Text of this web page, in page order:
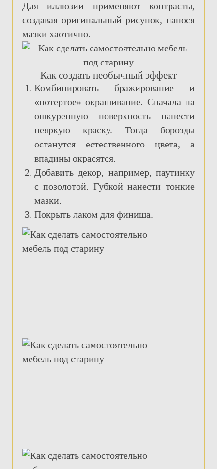
Для иллюзии применяют контрасты,
создавая оригинальный рисунок, нанося
мазки хаотично.
Как создать необычный эффект
Комбинировать бражирование и
«потертое» окрашивание. Сначала на
ошкуренную поверхность нанести
неяркую краску. Тогда борозды
останутся естественного цвета, а
впадины окрасятся.
Добавить декор, например, паутинку
с позолотой. Губкой нанести тонкие
мазки.
Покрыть лаком для финиша.